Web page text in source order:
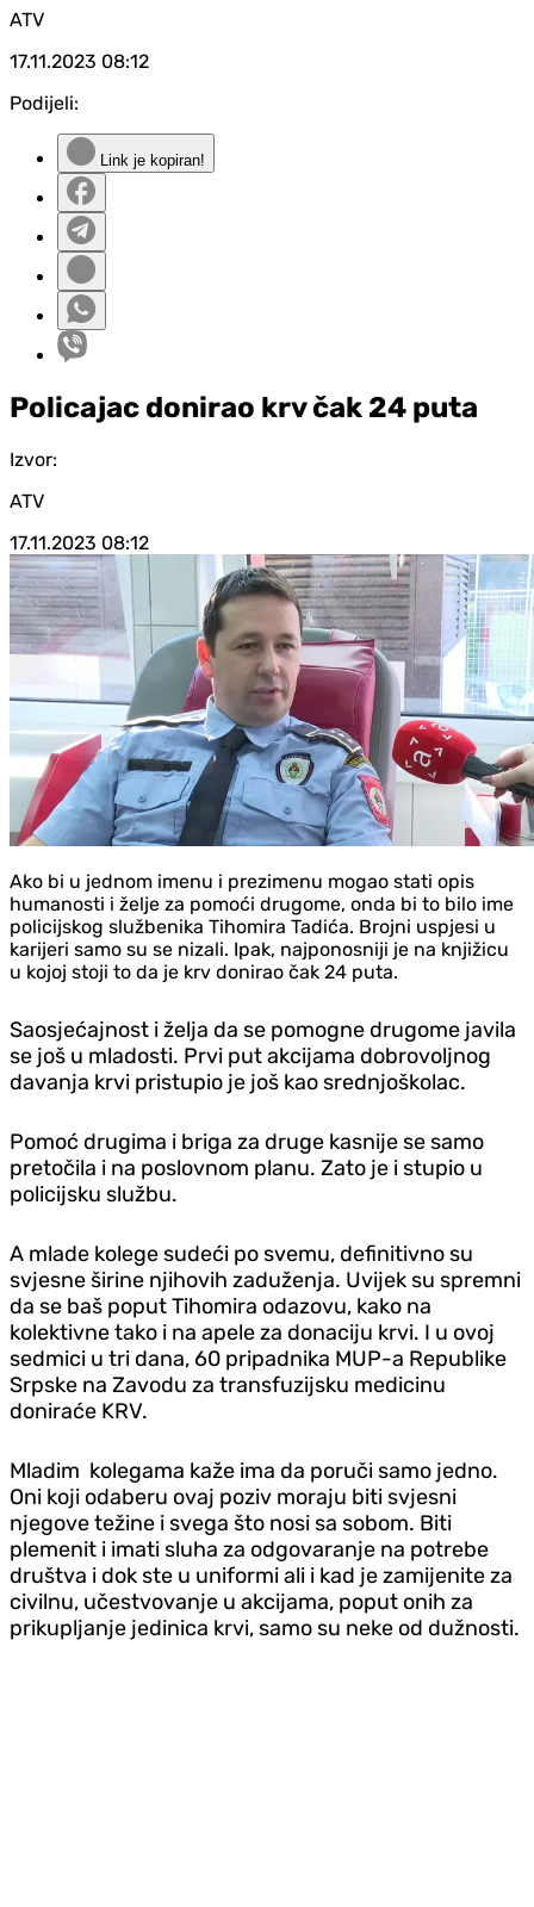
ATV
17.11.2023 08:12
Podijeli:
Link je kopiran!
Policajac donirao krv čak 24 puta
Izvor:
ATV
17.11.2023 08:12
Ako bi u jednom imenu i prezimenu mogao stati opis
humanosti i želje za pomoći drugome, onda bi to bilo ime
policijskog službenika Tihomira Tadića. Brojni uspjesi u
karijeri samo su se nizali. Ipak, najponosniji je na knjižicu
u kojoj stoji to da je krv donirao čak 24 puta.
Saosjećajnost i želja da se pomogne drugome javila
se još u mladosti. Prvi put akcijama dobrovoljnog
davanja krvi pristupio je još kao srednjoškolac.
Pomoć drugima i briga za druge kasnije se samo
pretočila i na poslovnom planu. Zato je i stupio u
policijsku službu.
A mlade kolege sudeći po svemu, definitivno su
svjesne širine njihovih zaduženja. Uvijek su spremni
da se baš poput Tihomira odazovu, kako na
kolektivne tako i na apele za donaciju krvi. I u ovoj
sedmici u tri dana, 60 pripadnika MUP-a Republike
Srpske na Zavodu za transfuzijsku medicinu
doniraće KRV.
Mladim kolegama kaže ima da poruči samo jedno.
Oni koji odaberu ovaj poziv moraju biti svjesni
njegove težine i svega što nosi sa sobom. Biti
plemenit i imati sluha za odgovaranje na potrebe
društva i dok ste u uniformi ali i kad je zamijenite za
civilnu, učestvovanje u akcijama, poput onih za
prikupljanje jedinica krvi, samo su neke od dužnosti.